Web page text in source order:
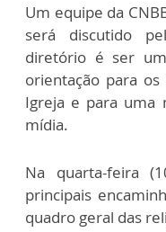
Um equipe da
será discutido
diretório é ser
orientação para
Igreja e para uma
mídia.
Na quarta-feira
principais
quadro geral das